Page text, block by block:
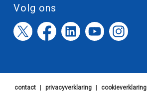
Volg ons
contact privacyverklaring cookieverklaring